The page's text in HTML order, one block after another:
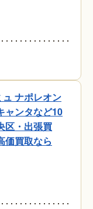
ナポレオン
ャンタなど10
区・出張買
価買取なら